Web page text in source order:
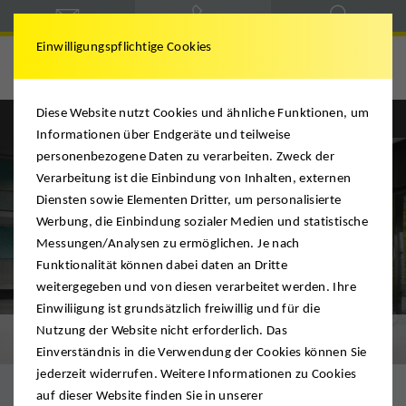
Reinigung & Entsorgung
Einwilligungspflichtige Cookies
Diese Website nutzt Cookies und ähnliche Funktionen, um
Informationen über Endgeräte und teilweise
personenbezogene Daten zu verarbeiten. Zweck der
Verarbeitung ist die Einbindung von Inhalten, externen
Diensten sowie Elementen Dritter, um personalisierte
Werbung, die Einbindung sozialer Medien und statistische
Messungen/Analysen zu ermöglichen. Je nach
Funktionalität können dabei daten an Dritte
weitergegeben und von diesen verarbeitet werden. Ihre
Einwiliigung ist grundsätzlich freiwillig und für die
Nutzung der Website nicht erforderlich. Das
Einverständnis in die Verwendung der Cookies können Sie
jederzeit widerrufen. Weitere Informationen zu Cookies
auf dieser Website finden Sie in unserer